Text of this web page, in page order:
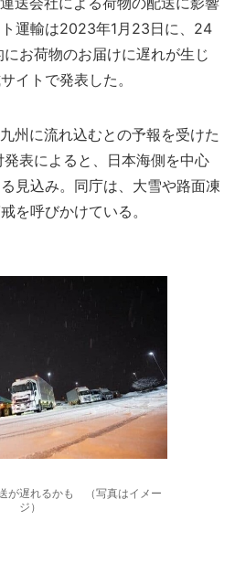
運輸は2023年1月23日に、24
お荷物のお届けに遅れが生じ
イトで発表した。
州に流れ込むとの予報を受けた
表によると、日本海側を中心
見込み。同庁は、大雪や路面凍
を呼びかけている。
が遅れるかも （写真はイメー
ジ）